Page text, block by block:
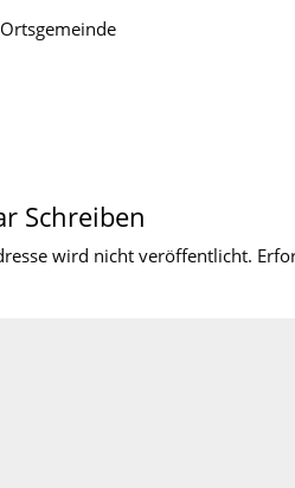
Schreiben
wird nicht veröffentlicht.